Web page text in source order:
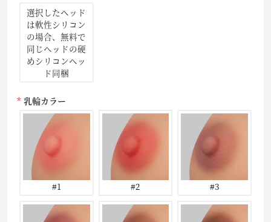
選択したヘッド
は軟性シリコン
の場合、無料で
同じヘッドの硬
めシリコンヘッ
ド同梱
乳輪カラー
#1 #2 #3